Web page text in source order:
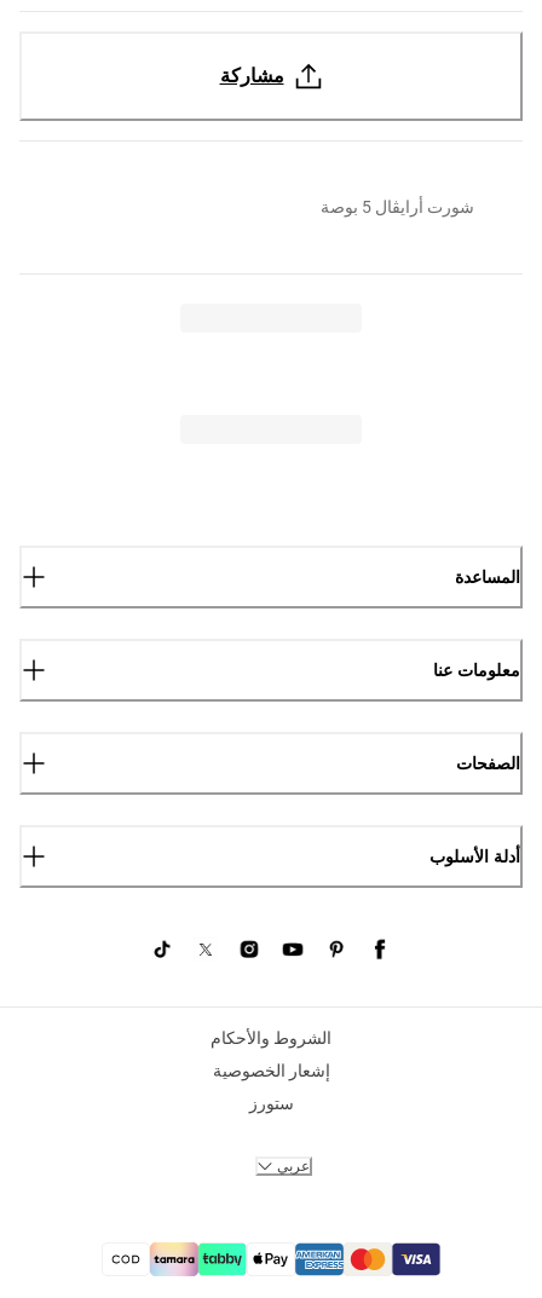
مشاركة
شورت أرايڤال 5 بوصة
المساعدة
معلومات عنا
الصفحات
أدلة الأسلوب
الشروط والأحكام
إشعار الخصوصية
ستورز
عربي